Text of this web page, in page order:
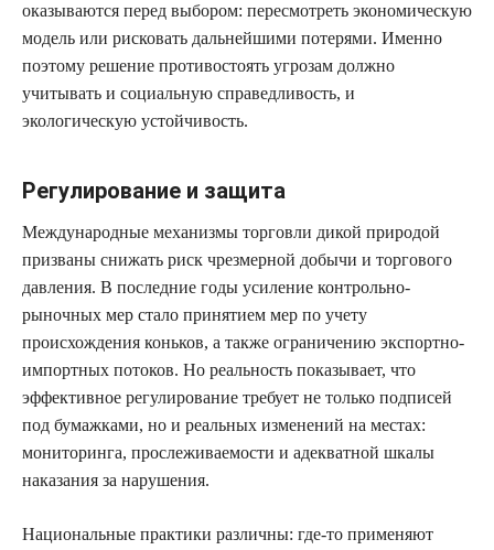
оказываются перед выбором: пересмотреть экономическую
модель или рисковать дальнейшими потерями. Именно
поэтому решение противостоять угрозам должно
учитывать и социальную справедливость, и
экологическую устойчивость.
Регулирование и защита
Международные механизмы торговли дикой природой
призваны снижать риск чрезмерной добычи и торгового
давления. В последние годы усиление контрольно-
рыночных мер стало принятием мер по учету
происхождения коньков, а также ограничению экспортно-
импортных потоков. Но реальность показывает, что
эффективное регулирование требует не только подписей
под бумажками, но и реальных изменений на местах:
мониторинга, прослеживаемости и адекватной шкалы
наказания за нарушения.
Национальные практики различны: где-то применяют